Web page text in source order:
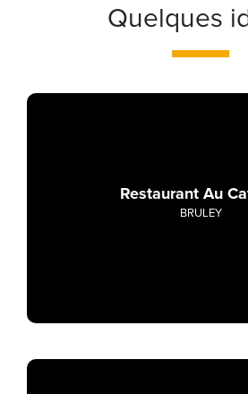
Quelques
Restaurant Au
BRULEY